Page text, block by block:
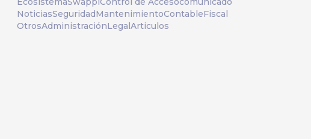
NoticiasSeguridadMantenimientoContableFiscal
OtrosAdministraciónLegalArticulos